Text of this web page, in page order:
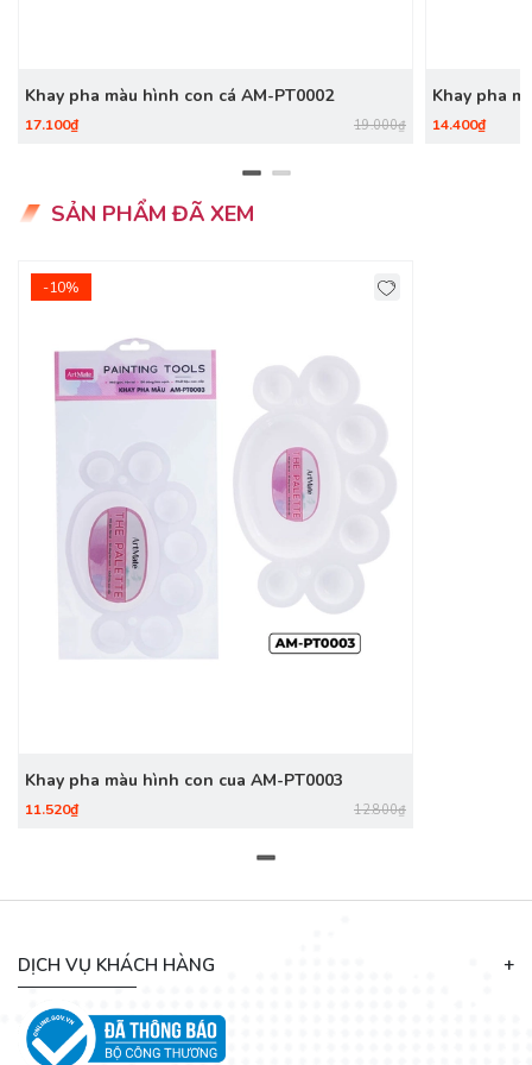
Khay pha màu hình con cá AM-PT0002
17.100₫ 19.000₫
Khay pha
14.400₫
SẢN PHẨM ĐÃ XEM
-10%
Khay pha màu hình con cua AM-PT0003
11.520₫ 12.800₫
DỊCH VỤ KHÁCH HÀNG